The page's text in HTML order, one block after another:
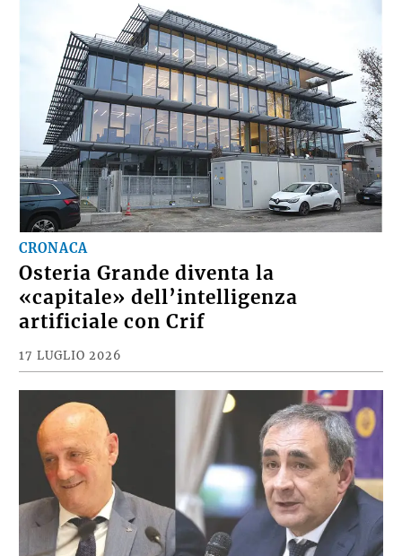
CRONACA
Osteria Grande diventa la
«capitale» dell’intelligenza
artificiale con Crif
17 LUGLIO 2026